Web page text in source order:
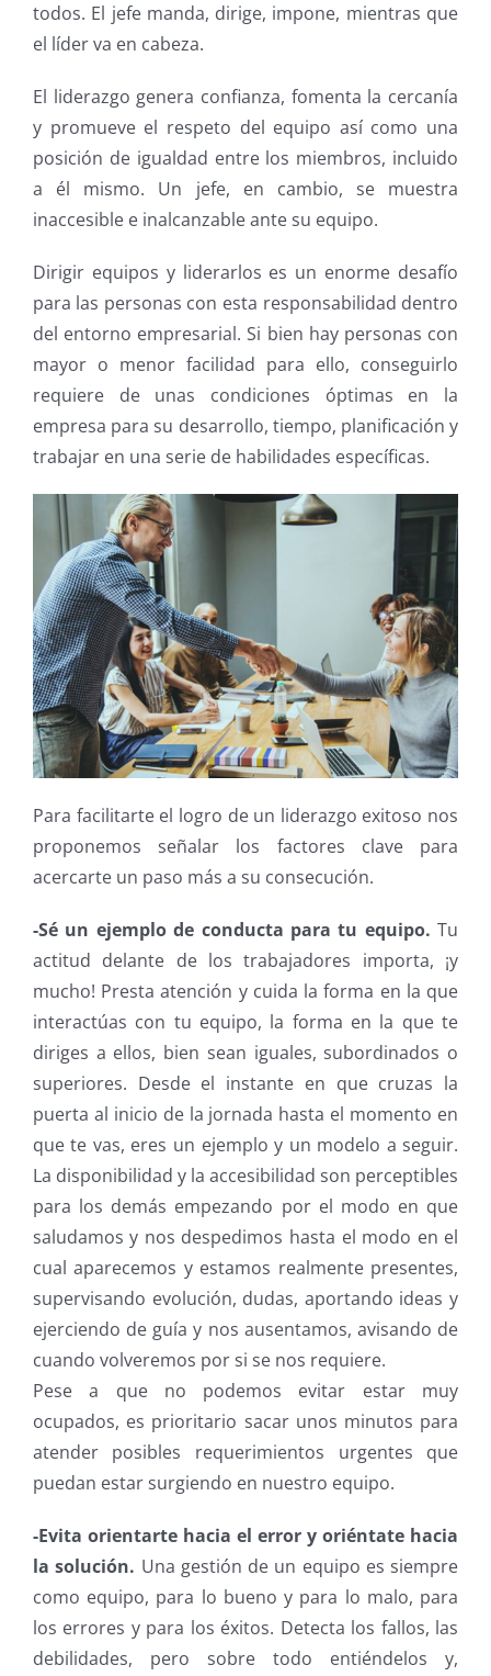
todos. El jefe manda, dirige, impone, mientras que
el líder va en cabeza.
El liderazgo genera confianza, fomenta la cercanía
y promueve el respeto del equipo así como una
posición de igualdad entre los miembros, incluido
a él mismo. Un jefe, en cambio, se muestra
inaccesible e inalcanzable ante su equipo.
Dirigir equipos y liderarlos es un enorme desafío
para las personas con esta responsabilidad dentro
del entorno empresarial. Si bien hay personas con
mayor o menor facilidad para ello, conseguirlo
requiere de unas condiciones óptimas en la
empresa para su desarrollo, tiempo, planificación y
trabajar en una serie de habilidades específicas.
Para facilitarte el logro de un liderazgo exitoso nos
proponemos señalar los factores clave para
acercarte un paso más a su consecución.
-Sé un ejemplo de conducta para tu equipo. Tu
actitud delante de los trabajadores importa, ¡y
mucho! Presta atención y cuida la forma en la que
interactúas con tu equipo, la forma en la que te
diriges a ellos, bien sean iguales, subordinados o
superiores. Desde el instante en que cruzas la
puerta al inicio de la jornada hasta el momento en
que te vas, eres un ejemplo y un modelo a seguir.
La disponibilidad y la accesibilidad son perceptibles
para los demás empezando por el modo en que
saludamos y nos despedimos hasta el modo en el
cual aparecemos y estamos realmente presentes,
supervisando evolución, dudas, aportando ideas y
ejerciendo de guía y nos ausentamos, avisando de
cuando volveremos por si se nos requiere.
Pese a que no podemos evitar estar muy
ocupados, es prioritario sacar unos minutos para
atender posibles requerimientos urgentes que
puedan estar surgiendo en nuestro equipo.
-Evita orientarte hacia el error y oriéntate hacia
la solución. Una gestión de un equipo es siempre
como equipo, para lo bueno y para lo malo, para
los errores y para los éxitos. Detecta los fallos, las
debilidades, pero sobre todo entiéndelos y,